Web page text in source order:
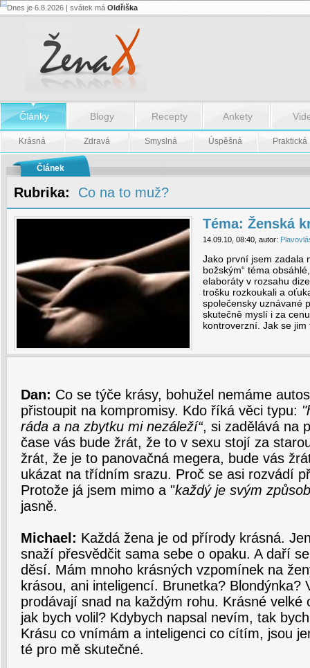
Téma:
Dnes je 6.8.2026 | svátek má Oldřiška
Články Blogy Recepty Ankety
Krásná Zdravá Smyslná Úspěšná Praktická
Článek
Rubrika: Co na to muž?
Téma: Ženská
14.09.10, 08:40, autor:
Jako první jsem zadala
božským“ téma
elaboráty v rozsahu
trošku rozkoukali a
společensky uznávané
skutečně myslí i za
kontroverzní. Jak se
Dan: Co se týče krásy, bohužel nemáme
přistoupit na kompromisy. Kdo říká věci typu:
ráda a na zbytku mi nezáleží“, si zadělává na
čase vás bude žrát, že to v sexu stojí za
žrát, že je to panovačná megera, bude vás
ukázat na třídním srazu. Proč se asi rozvádí
Protože já jsem mimo a "každý je svým
jasně.
Michael: Každá žena je od přírody krásná.
snaží přesvědčit sama sebe o opaku. A daří
děsí. Mám mnoho krásných vzpomínek na
krásou, ani inteligencí. Brunetka? Blondýnka?
prodávají snad na každým rohu. Krásné velké
jak bych volil? Kdybych napsal nevím, tak
Krásu co vnímám a inteligenci co cítím, jsou
té pro mě skutečné.